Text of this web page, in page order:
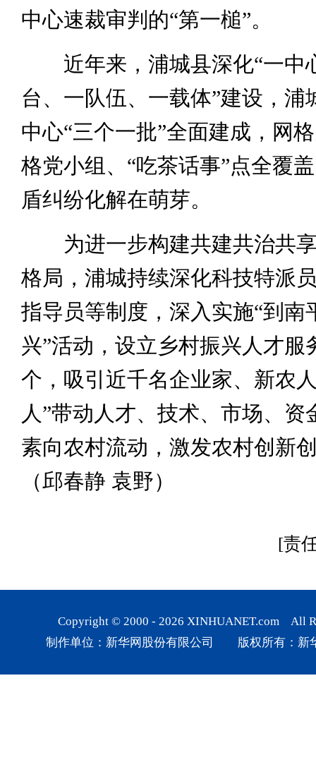
中心速裁审判的“第一槌”。
近年来，浦城县深化“一中
台、一队伍、一载体”建设，浦
中心“三个一批”全面建成，网
格党小组、“吃茶话事”点全覆
盾纠纷化解在萌芽。
为进一步构建共建共治共享
格局，浦城持续深化科技特派
指导员等制度，深入实施“到南
兴”活动，设立乡村振兴人才服
个，吸引近千名企业家、新农
人”带动人才、技术、市场、资
素向农村流动，激发农村创新
（邱春静 袁野）
[责
Copyright © 2000 - 2026 XINHUANET.com All
制作单位：新华网股份有限公司 版权所有：新